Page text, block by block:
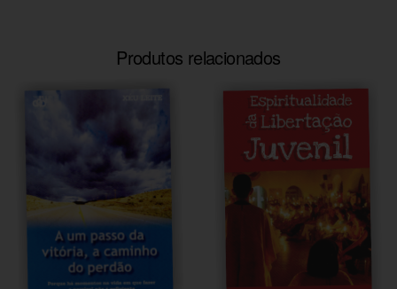
Produtos relacionados